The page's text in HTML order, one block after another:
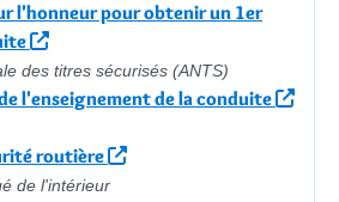
l'honneur pour obtenir un 1er
des titres sécurisés (ANTS)
l'enseignement de la conduite
routière
de l'intérieur